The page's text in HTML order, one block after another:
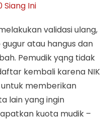
Siang Ini
validasi ulang,
atau hangus dan
Pemudik yqng tidak
kembali karena NIK
memberikan
lain yang ingin
kuota mudik –